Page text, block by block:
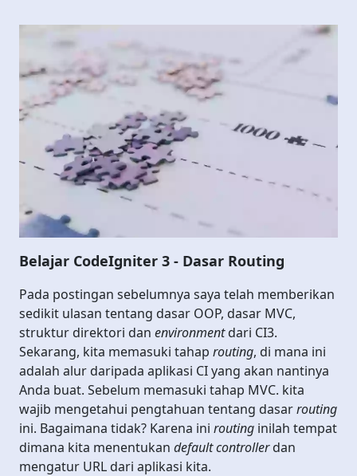
Belajar CodeIgniter 3 - Dasar Routing
Pada postingan sebelumnya saya telah memberikan
sedikit ulasan tentang dasar OOP, dasar MVC,
struktur direktori dan environmentdari CI3.
Sekarang, kita memasuki tahap routing, di mana ini
adalah alur daripada aplikasi CI yang akan nantinya
Anda buat. Sebelum memasuki tahap MVC. kita
wajib mengetahui pengtahuan tentang dasarrouting
ini. Bagaimana tidak? Karena ini routing inilah tempat
dimana kita menentukan default controllerdan
mengatur URL dari aplikasi kita.